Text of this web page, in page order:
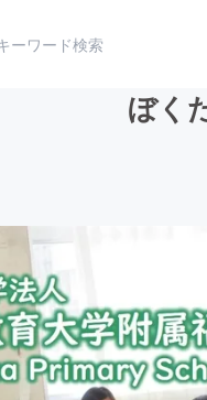
アート・写真
テクノロジー・ガジェット
映像・映画
ぼく